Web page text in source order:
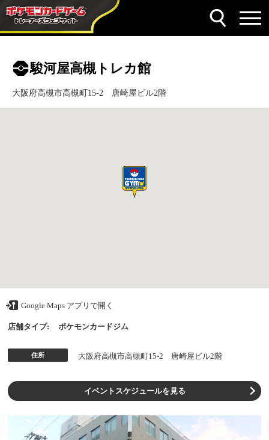
駿河屋高槻トレカ館
大阪府高槻市高槻町15-2 唐崎屋ビル2階
Google Maps アプリで開く
店舗タイプ: ポケモンカードジム
住所 大阪府高槻市高槻町15-2 唐崎屋ビル2階
イベントスケジュールを見る